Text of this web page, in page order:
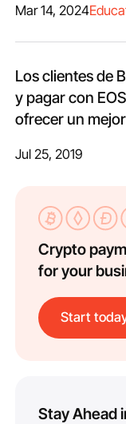
Mar 14, 2024
Los clientes de
y pagar con
ofrecer un
Jul 25, 2019
Crypto
for your
Start
Stay Ahead